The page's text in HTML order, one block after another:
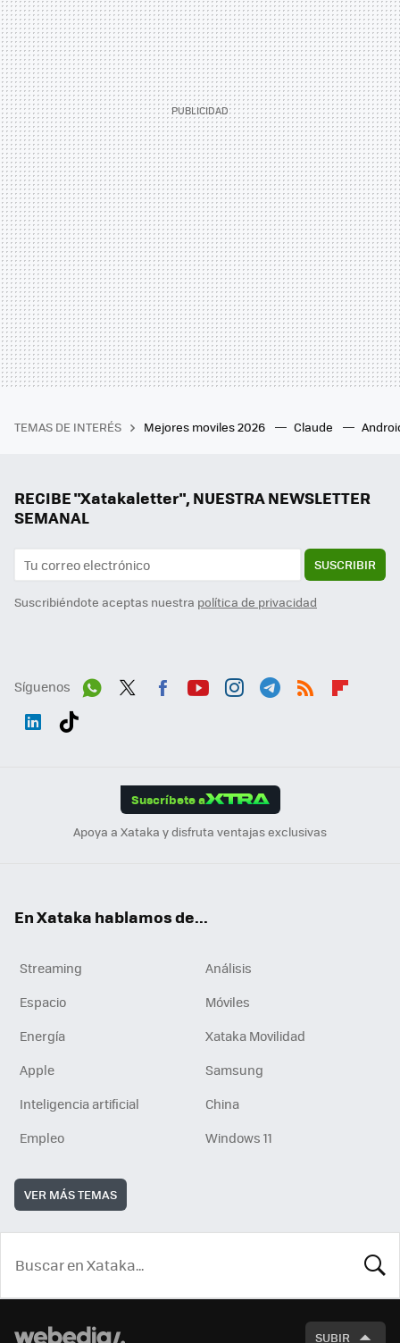
TEMAS DE INTERÉS Mejores moviles 2026 Claude
RECIBE "Xatakaletter", NUESTRA NEWSLETTER
SEMANAL
SUSCRIBIR
Suscribiéndote aceptas nuestra política de privacidad
Síguenos
Suscríbete a
Apoya a Xataka y disfruta ventajas exclusivas
En Xataka hablamos de...
Streaming
Análisis
Espacio
Móviles
Energía
Xataka Movilidad
Apple
Samsung
Inteligencia artificial
China
Empleo
Windows 11
VER MÁS TEMAS
SUBIR